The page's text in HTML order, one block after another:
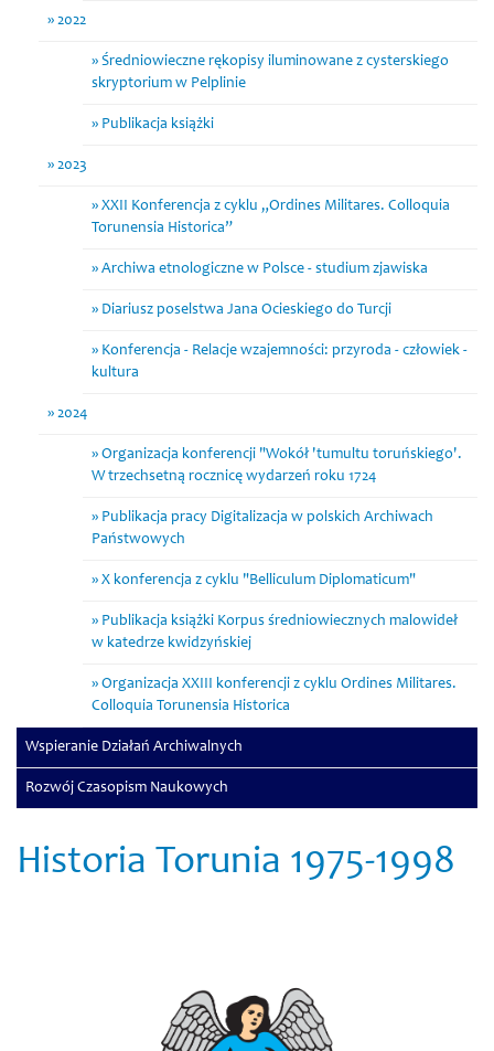
2022
Średniowieczne rękopisy iluminowane z cysterskiego
skryptorium w Pelplinie
Publikacja książki
2023
XXII Konferencja z cyklu „Ordines Militares. Colloquia
Torunensia Historica”
Archiwa etnologiczne w Polsce - studium zjawiska
Diariusz poselstwa Jana Ocieskiego do Turcji
Konferencja - Relacje wzajemności: przyroda - człowiek -
kultura
2024
Organizacja konferencji "Wokół 'tumultu toruńskiego'.
W trzechsetną rocznicę wydarzeń roku 1724
Publikacja pracy Digitalizacja w polskich Archiwach
Państwowych
X konferencja z cyklu "Belliculum Diplomaticum"
Publikacja książki Korpus średniowiecznych malowideł
w katedrze kwidzyńskiej
Organizacja XXIII konferencji z cyklu Ordines Militares.
Colloquia Torunensia Historica
Wspieranie Działań Archiwalnych
Rozwój Czasopism Naukowych
Historia Torunia 1975-1998